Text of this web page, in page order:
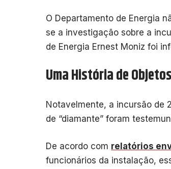
O Departamento de Energia
se a investigação sobre a
de Energia Ernest Moniz foi
Uma História de
Notavelmente, a incursão de
de “diamante” foram
De acordo com relatórios
funcionários da instalação,